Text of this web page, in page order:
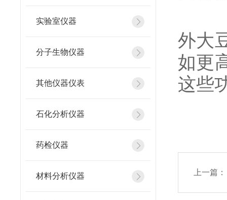
实验室仪器
分子生物仪器
其他仪器仪表
石化分析仪器
药检仪器
材料分析仪器
外大
如更
这些
上一篇：